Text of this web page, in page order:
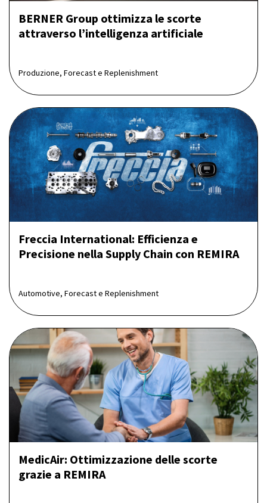
BERNER Group ottimizza le scorte
attraverso l’intelligenza artificiale
Produzione, Forecast e Replenishment
Freccia International: Efficienza e
Precisione nella Supply Chain con REMIRA
Automotive, Forecast e Replenishment
MedicAir: Ottimizzazione delle scorte
grazie a REMIRA